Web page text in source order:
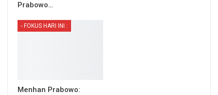
Prabowo…
- FOKUS HARI INI :
Menhan Prabowo: